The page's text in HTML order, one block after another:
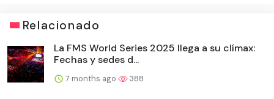
Relacionado
La FMS World Series 2025 llega a su clímax:
Fechas y sedes d...
7 months ago 388